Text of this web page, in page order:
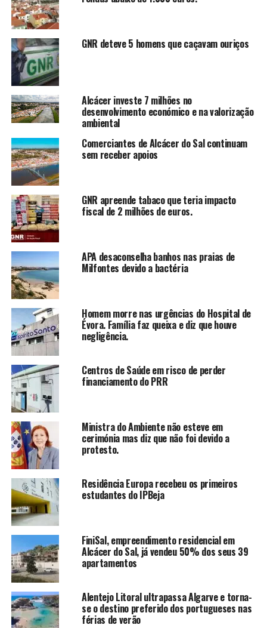
GNR deteve 5 homens que caçavam ouriços
Alcácer investe 7 milhões no
desenvolvimento económico e na valorização
ambiental
Comerciantes de Alcácer do Sal continuam
sem receber apoios
GNR apreende tabaco que teria impacto
fiscal de 2 milhões de euros.
APA desaconselha banhos nas praias de
Milfontes devido a bactéria
Homem morre nas urgências do Hospital de
Évora. Família faz queixa e diz que houve
negligência.
Centros de Saúde em risco de perder
financiamento do PRR
Ministra do Ambiente não esteve em
cerimónia mas diz que não foi devido a
protesto.
Residência Europa recebeu os primeiros
estudantes do IPBeja
FiniSal, empreendimento residencial em
Alcácer do Sal, já vendeu 50% dos seus 39
apartamentos
Alentejo Litoral ultrapassa Algarve e torna-
se o destino preferido dos portugueses nas
férias de verão